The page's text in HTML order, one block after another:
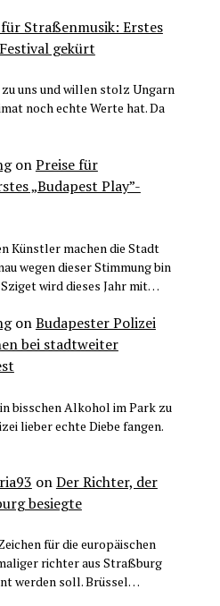
Straßenmusik: Erstes
gekürt
uns und willen stolz Ungarn
noch echte Werte hat. Da
onPreise für
„Budapest Play”-
Künstler machen die Stadt
wegen dieser Stimmung bin
wird dieses Jahr mit…
onBudapester Polizei
bei stadtweiter
bisschen Alkohol im Park zu
lieber echte Diebe fangen.
onDer Richter, der
besiegte
für die europäischen
richter aus Straßburg
werden soll. Brüssel…